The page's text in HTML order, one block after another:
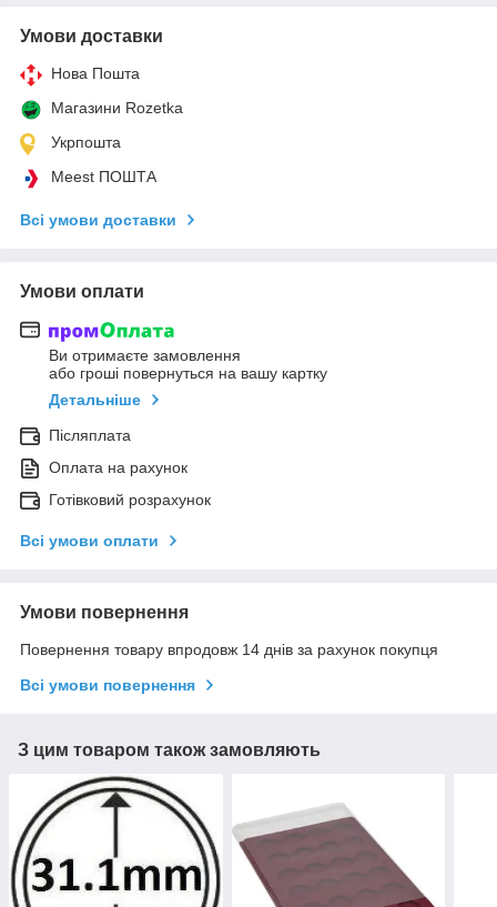
Умови доставки
Нова Пошта
Магазини Rozetka
Укрпошта
Meest ПОШТА
Всі умови доставки
Умови оплати
Ви отримаєте замовлення
або гроші повернуться на вашу картку
Детальніше
Післяплата
Оплата на рахунок
Готівковий розрахунок
Всі умови оплати
Умови повернення
Повернення товару впродовж 14 днів за рахунок покупця
Всі умови повернення
З цим товаром також замовляють